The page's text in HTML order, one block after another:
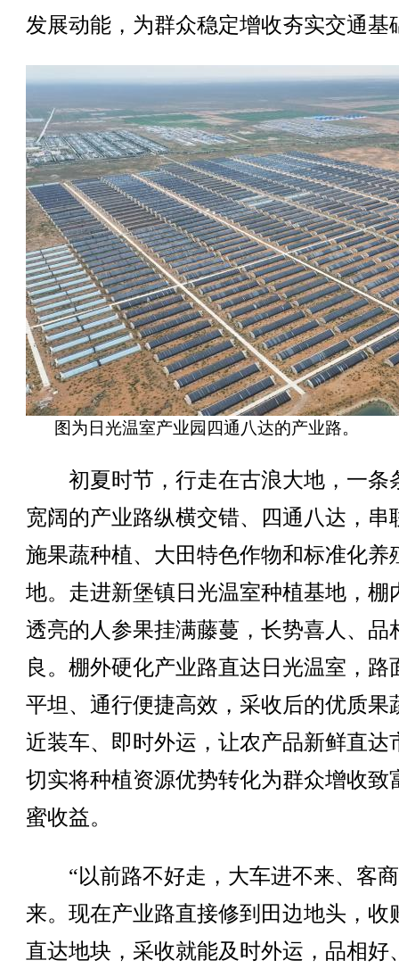
发展动能，为群众稳定增收夯实交通基
图为日光温室产业园四通八达的产业路。
初夏时节，行走在古浪大地，一条
宽阔的产业路纵横交错、四通八达，串
施果蔬种植、大田特色作物和标准化养
地。走进新堡镇日光温室种植基地，棚
透亮的人参果挂满藤蔓，长势喜人、品
良。棚外硬化产业路直达日光温室，路
平坦、通行便捷高效，采收后的优质果
近装车、即时外运，让农产品新鲜直达
切实将种植资源优势转化为群众增收致
蜜收益。
“以前路不好走，大车进不来、客
来。现在产业路直接修到田边地头，收
直达地块，采收就能及时外运，品相好